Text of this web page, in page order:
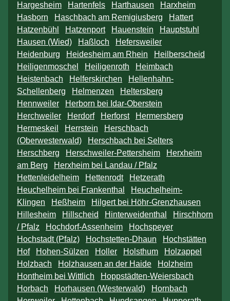
Hargesheim
Hartenfels Harthausen
Harxheim
Hasborn
Haschbach am Remigiusberg
Hattert
Hatzenbühl
Hatzenport Hauenstein
Hauptstuhl
Hausen (Wied)
Haßloch
Hefersweiler
Heidenburg
Heidesheim am Rhein
Heilberscheid
Heiligenmoschel
Heiligenroth
Heimbach
Heistenbach
Helferskirchen
Hellenhahn-
Schellenberg
Helmenzen
Heltersberg
Hennweiler
Herborn bei Idar-Oberstein
Herchweiler
Herdorf Herforst
Hermersberg
Hermeskeil
Herrstein
Herschbach
(Oberwesterwald)
Herschbach bei Selters
Herschberg
Herschweiler-Pettersheim
Herxheim
am Berg
Herxheim bei Landau / Pfalz
Hettenleidelheim
Hettenrodt
Hetzerath
Heuchelheim bei Frankenthal
Heuchelheim-
Klingen
Heßheim
Hilgert bei Höhr-Grenzhausen
Hillesheim
Hillscheid Hinterweidenthal
Hirschhorn
/ Pfalz
Hochdorf-Assenheim
Hochspeyer
Hochstadt (Pfalz)
Hochstetten-Dhaun
Hochstätten
Hof
Hohen-Sülzen Holler Holsthum
Holzappel
Holzbach
Holzhausen an der Haide
Holzheim
Hontheim bei Wittlich
Hoppstädten-Weiersbach
Horbach
Horhausen (Westerwald)
Hornbach